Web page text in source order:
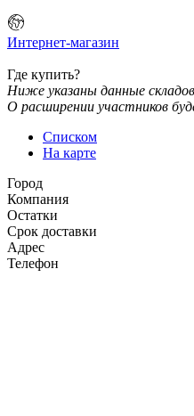
Интернет-магазин
Где купить?
Ниже указаны данные
О расширении участников
Списком
На карте
Город
Компания
Остатки
Срок доставки
Адрес
Телефон